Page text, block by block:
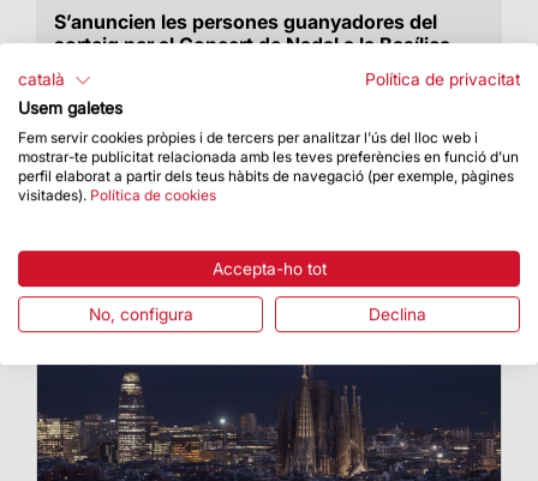
S’anuncien les persones guanyadores del
sorteig per al Concert de Nadal a la Basílica
El sorteig s’ha realitzat entre les 34.040
persones inscrites
català
Política de privacitat
Usem galetes
Fem servir cookies pròpies i de tercers per analitzar l'ús del lloc web i
mostrar-te publicitat relacionada amb les teves preferències en funció d'un
perfil elaborat a partir dels teus hàbits de navegació (per exemple, pàgines
visitades). Política de cookies
Accepta-ho tot
No, configura Declina